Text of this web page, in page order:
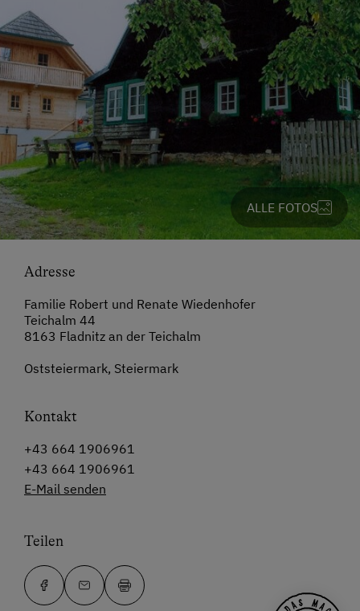
ALLE FOTOS
Adresse
Familie Robert und Renate Wiedenhofer
Teichalm 44
8163 Fladnitz an der Teichalm
Oststeiermark, Steiermark
Kontakt
+43 664 1906961
+43 664 1906961
E-Mail senden
Teilen